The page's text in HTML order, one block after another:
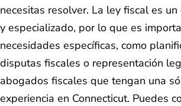
necesitas resolver. La ley fiscal es
y especializado, por lo que es
necesidades específicas, como
disputas fiscales o representación
abogados fiscales que tengan una
experiencia en Connecticut. Puedes